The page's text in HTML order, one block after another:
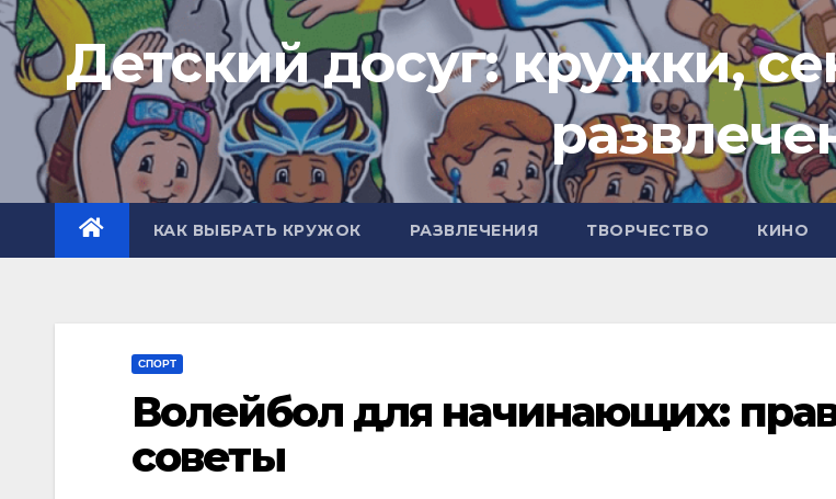
Перейти
содержимомуДетский досуг: кружки,
КАК ВЫБРАТЬ КРУЖОК РАЗВЛЕЧЕНИЯ ТВОРЧЕСТВО КИНО
СПОРТ
Волейбол для начинающих:
советы